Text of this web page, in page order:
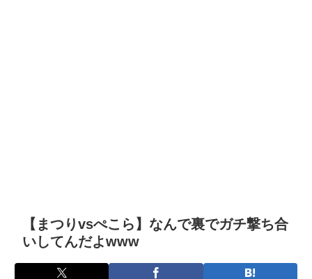
【まつりvsぺこら】なんで裏でガチ撃ち合
いしてんだよwww